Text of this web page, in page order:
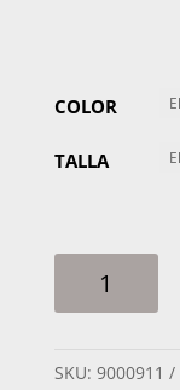
COLOR
TALLA
MUJER
SKU: 9000911